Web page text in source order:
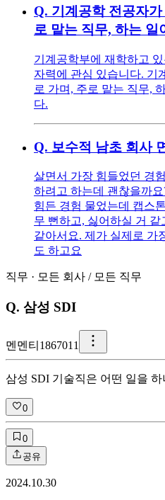
Q. 기계공학 전공자
로 맡는 직무, 하는 일
기계공학부에 재학하고
자력에 관심 있습니다. 기
로 가며, 주로 맡는 직무,
다.
Q. 보수적 남초 회사
살면서 가장 힘들었던 경
하려고 하는데 괜찮을까
힘든 경험 물었는데 캡스
무 뻔하고, 싫어하실 거
같아서요. 제가 실제로 가
도 하고요
직무 · 모든 회사 / 모든 직무
Q. 삼성 SDI
멘 멘티1867011
삼성 SDI 기술직은 어떤 일을 하
0
0
공유
2024.10.30